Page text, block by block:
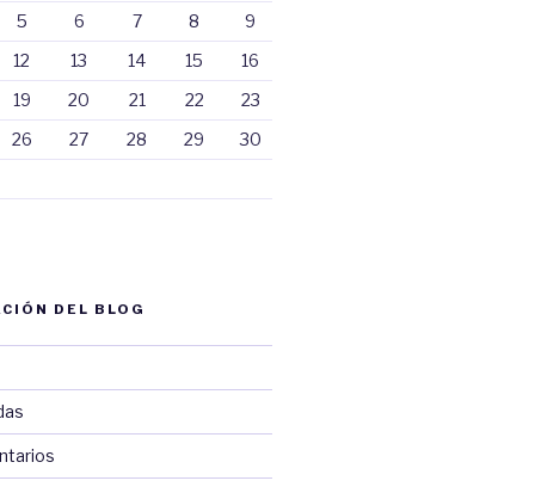
5
6 7 8
9
12
13 14 15
16
19
20 21 22
23
26
27 28 29 30
DEL BLOG